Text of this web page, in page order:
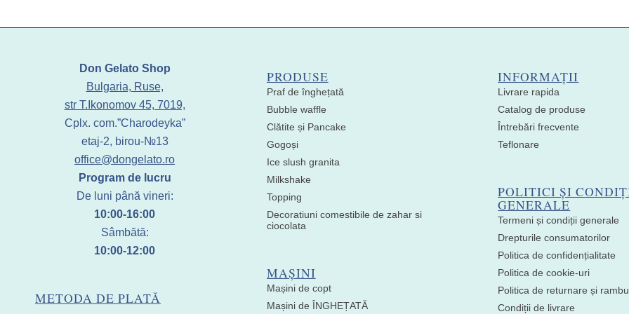
Don Gelato Shop
Bulgaria, Ruse,
str T.Ikonomov 45, 7019,
Cplx. com.”Charodeyka”
etaj-2, birou-№13
office@dongelato.ro
Program de lucru
De luni până vineri:
10:00-16:00
Sâmbătă:
10:00-12:00
METODA DE PLATĂ
PRODUSE
Praf de înghețată
Bubble waffle
Clătite și Pancake
Gogoși
Ice slush granita
Milkshake
Topping
Decoratiuni comestibile de zahar si
ciocolata
MAȘINI
Mașini de copt
Mașini de ÎNGHEȚATĂ
INFORMAȚII
Livrare rapida
Catalog de produse
Întrebări frecvente
Teflonare
POLITICI ȘI
GENERALE
Termeni și condiții generale
Drepturile consumatorilor
Politica de confidențialitate
Politica de cookie-uri
Politica de returnare și
Condiții de livrare